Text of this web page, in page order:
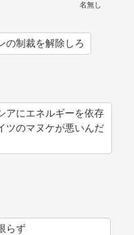
名無し
の制裁を解除しろ
アにエネルギーを依存
ツのマヌケが悪いんだ
らず